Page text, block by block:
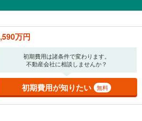
で借り入れ可能です。多くの金融機関
万円
6,590万円
入にかけられる金額を入力してくださ
価格の2割までが目安です。
万円
/回
万円
初期費用は諸条件で変わります。
不動産会社に相談しませんか？
初期費用が知りたい 無料